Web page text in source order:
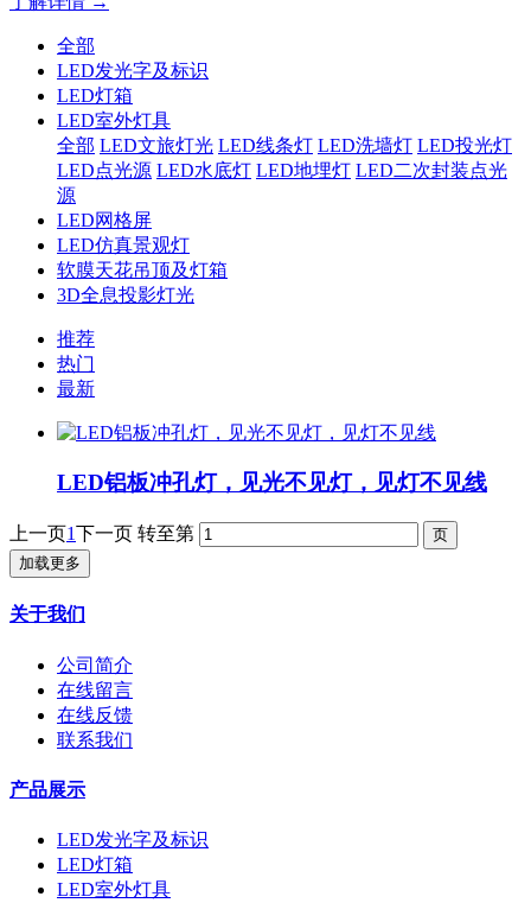
全部
LED发光字及标识
LED灯箱
LED室外灯具
全部 LED文旅灯光 LED线条灯 LED洗墙灯 LED投光灯
LED点光源 LED水底灯 LED地埋灯 LED二次封装点光
源
LED网格屏
LED仿真景观灯
软膜天花吊顶及灯箱
3D全息投影灯光
推荐
热门
最新
LED铝板冲孔灯，见光不见灯，见灯不见线
上一页1下一页 转至第
加载更多
关于我们
公司简介
在线留言
在线反馈
联系我们
产品展示
LED发光字及标识
LED灯箱
LED室外灯具